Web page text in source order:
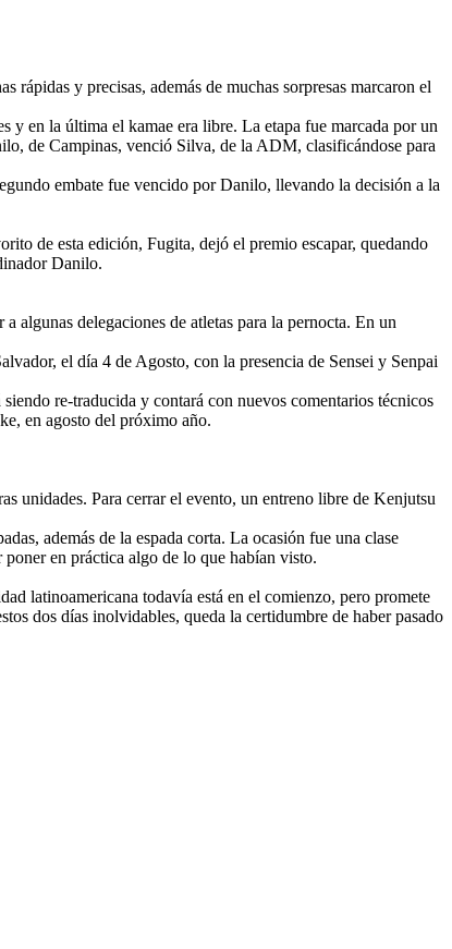
y precisas, además de muchas sorpresas marcaron el
y en la última el kamae era libre. La etapa fue marcada por un
de Campinas, venció Silva, de la ADM, clasificándose para
embate fue vencido por Danilo, llevando la decisión a la
de esta edición, Fugita, dejó el premio escapar, quedando
Danilo.
algunas delegaciones de atletas para la pernocta. En un
el día 4 de Agosto, con la presencia de Sensei y Senpai
re-traducida y contará con nuevos comentarios técnicos
en agosto del próximo año.
unidades. Para cerrar el evento, un entreno libre de Kenjutsu
además de la espada corta. La ocasión fue una clase
en práctica algo de lo que habían visto.
latinoamericana todavía está en el comienzo, pero promete
dos días inolvidables, queda la certidumbre de haber pasado